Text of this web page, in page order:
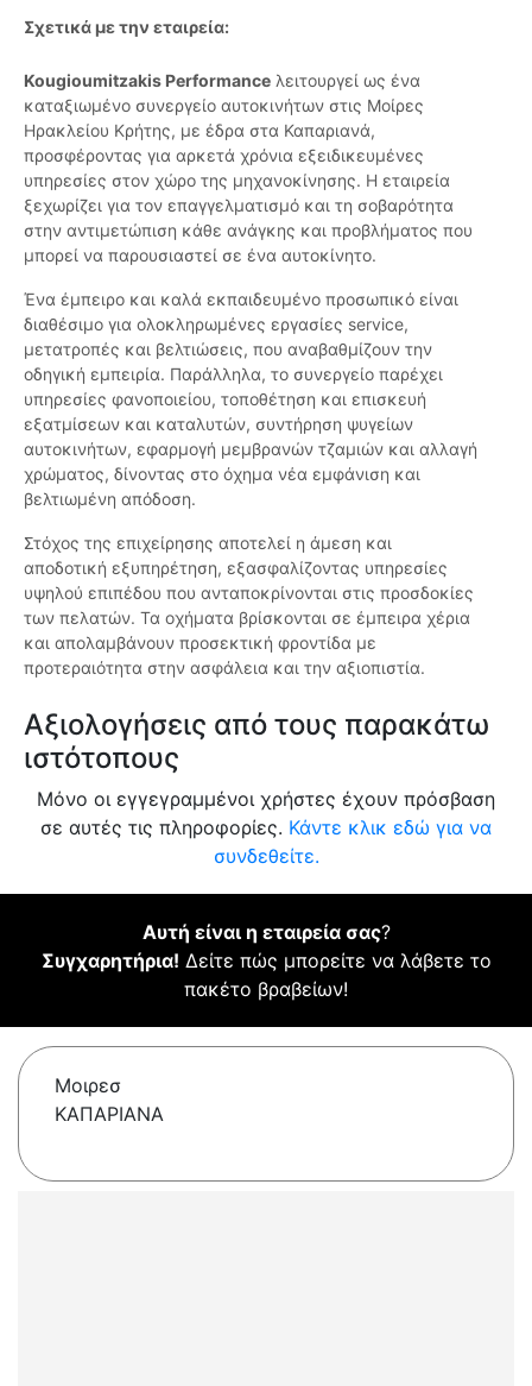
Σχετικά με την εταιρεία:
Kougioumitzakis Performance λειτουργεί ως ένα
καταξιωμένο συνεργείο αυτοκινήτων στις Μοίρες
Ηρακλείου Κρήτης, με έδρα στα Καπαριανά,
προσφέροντας για αρκετά χρόνια εξειδικευμένες
υπηρεσίες στον χώρο της μηχανοκίνησης. Η εταιρεία
ξεχωρίζει για τον επαγγελματισμό και τη σοβαρότητα
στην αντιμετώπιση κάθε ανάγκης και προβλήματος που
μπορεί να παρουσιαστεί σε ένα αυτοκίνητο.
Ένα έμπειρο και καλά εκπαιδευμένο προσωπικό είναι
διαθέσιμο για ολοκληρωμένες εργασίες service,
μετατροπές και βελτιώσεις, που αναβαθμίζουν την
οδηγική εμπειρία. Παράλληλα, το συνεργείο παρέχει
υπηρεσίες φανοποιείου, τοποθέτηση και επισκευή
εξατμίσεων και καταλυτών, συντήρηση ψυγείων
αυτοκινήτων, εφαρμογή μεμβρανών τζαμιών και αλλαγή
χρώματος, δίνοντας στο όχημα νέα εμφάνιση και
βελτιωμένη απόδοση.
Στόχος της επιχείρησης αποτελεί η άμεση και
αποδοτική εξυπηρέτηση, εξασφαλίζοντας υπηρεσίες
υψηλού επιπέδου που ανταποκρίνονται στις προσδοκίες
των πελατών. Τα οχήματα βρίσκονται σε έμπειρα χέρια
και απολαμβάνουν προσεκτική φροντίδα με
προτεραιότητα στην ασφάλεια και την αξιοπιστία.
Αξιολογήσεις από τους παρακάτω
ιστότοπους
Μόνο οι εγγεγραμμένοι χρήστες έχουν πρόσβαση
σε αυτές τις πληροφορίες. Κάντε κλικ εδώ για να
συνδεθείτε.
Αυτή είναι η εταιρεία σας?
Συγχαρητήρια! Δείτε πώς μπορείτε να λάβετε το
πακέτο βραβείων!
Μοιρεσ
ΚΑΠΑΡΙΑΝΑ